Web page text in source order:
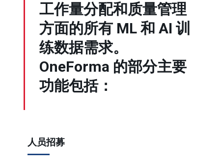
工作量分配和质量管理
方面的所有 ML 和 AI 训
练数据需求。
OneForma 的部分主要
功能包括：
人员招募